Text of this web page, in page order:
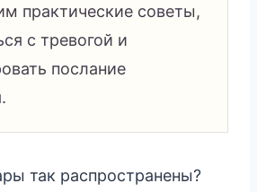
практические советы,
с тревогой и
послание
так распространены?